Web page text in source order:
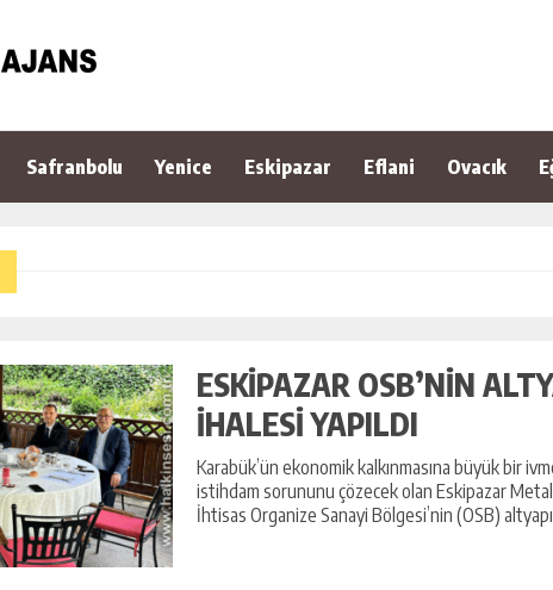
Safranbolu Yenice Eskipazar Eflani Ovacık
ESKİPAZAR OSB’NİN
İHALESİ YAPILDI
Karabük’ün ekonomik kalkınmasına büyük bir
istihdam sorununu çözecek olan Eskipazar
İhtisas Organize Sanayi Bölgesi’nin (OSB) altyapı